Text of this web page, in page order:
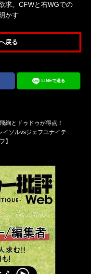
求。CFWと右WGでの
かす
戻る
LINEで送る
絢とドゥドゥが得点！
イソルvsジェフユナイテ
】